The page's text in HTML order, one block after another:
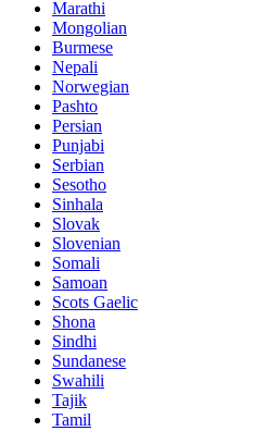
Marathi
Mongolian
Burmese
Nepali
Norwegian
Pashto
Persian
Punjabi
Serbian
Sesotho
Sinhala
Slovak
Slovenian
Somali
Samoan
Scots Gaelic
Shona
Sindhi
Sundanese
Swahili
Tajik
Tamil